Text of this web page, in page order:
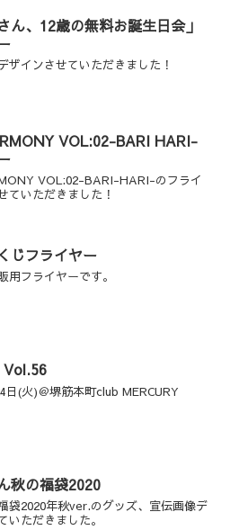
ん、12歳の無料お誕生日会」
ザインさせていただきました！
VOL:02-BARI HARI-
VOL:02-BARI-HARI-のフライ
ていただきました！
じフライヤー
用フライヤーです。
日(火)＠堺筋本町club MERCURY
秋の福袋2020
袋2020年秋ver.のグッズ、宣伝画像デ
いただきました。